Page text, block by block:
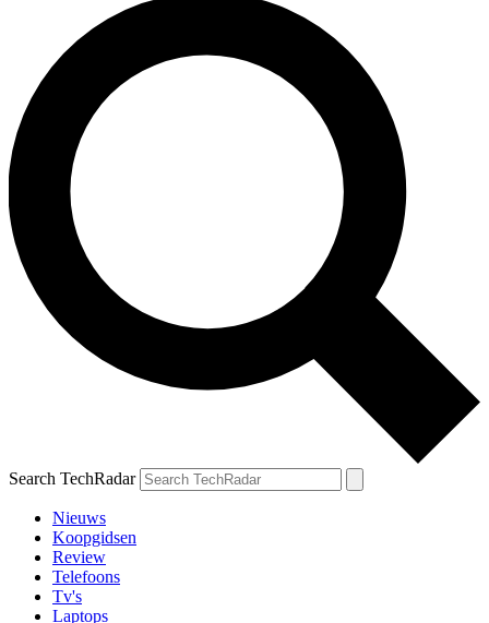
Search TechRadar
Nieuws
Koopgidsen
Review
Telefoons
Tv's
Laptops